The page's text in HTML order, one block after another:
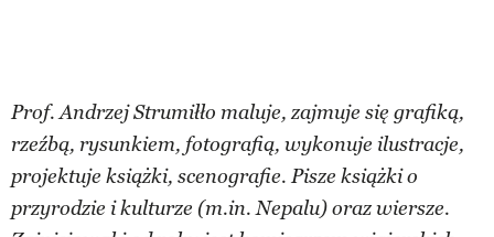
Prof. Andrzej Strumiłło maluje, zajmuje się grafiką,
rzeźbą, rysunkiem, fotografią, wykonuje ilustracje,
projektuje książki, scenografie. Pisze książki o
przyrodzie i kulturze (m.in. Nepalu) oraz wiersze.